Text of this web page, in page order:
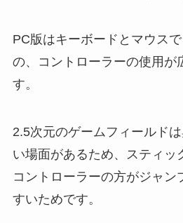
PC版はキーボードとマウス
の、コントローラーの使用が
す。
2.5次元のゲームフィールド
い場面があるため、スティッ
コントローラーの方がジャン
すいためです。